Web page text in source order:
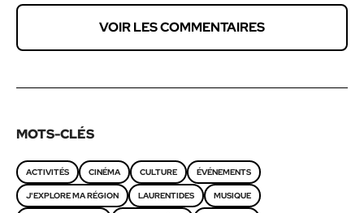
VOIR LES COMMENTAIRES
MOTS-CLÉS
ACTIVITÉS CINÉMA CULTURE ÉVÉNEMENTS
J'EXPLORE MA RÉGION LAURENTIDES MUSIQUE